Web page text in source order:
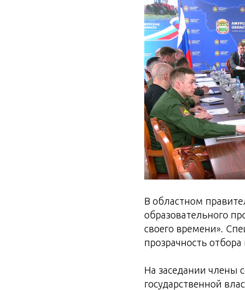
В областном
образовательного
своего времени».
прозрачность
На заседании члены
государственной